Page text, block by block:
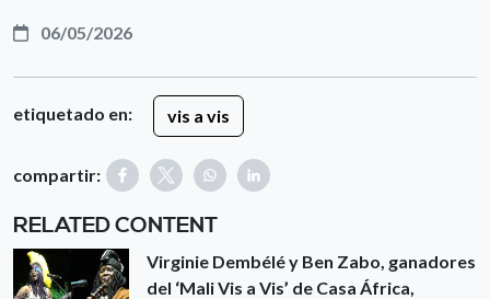
06/05/2026
etiquetado en: vis a vis
compartir:
RELATED CONTENT
Virginie Dembélé y Ben Zabo, ganadores
del ‘Mali Vis a Vis’ de Casa África,